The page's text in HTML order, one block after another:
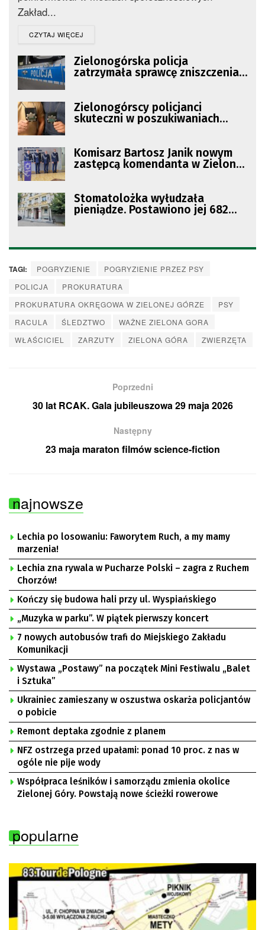
Zakład...
CZYTAJ WIĘCEJ
Zielonogórska policja
zatrzymała sprawcę zniszczenia
Zielonogórscy policjanci
skuteczni w poszukiwaniach
Komisarz Bartosz Janik nowym
zastępcą komendanta w Zielonej
Stomatolożka wyłudzała
pieniądze. Postawiono jej 682
TAGI: POGRYZIENIE
POGRYZIENIE PRZEZ PSY
POLICJA
PROKURATURA
PROKURATURA OKRĘGOWA W ZIELONEJ GÓRZE
PSY
RACULA
ŚLEDZTWO
WAŻNE ZIELONA GORA
WŁAŚCICIEL
ZARZUTY ZIELONA GÓRA ZWIERZĘTA
Poprzedni
30 lat RCAK. Gala jubileuszowa 29 maja 2026
Następny
23 maja maraton filmów science-fiction
najnowsze
Lechia po losowaniu: Faworytem Ruch, a my mamy
marzenia!
Lechia zna rywala w Pucharze Polski – zagra z Ruchem
Chorzów!
Kończy się budowa hali przy ul. Wyspiańskiego
„Muzyka w parku”. W piątek pierwszy koncert
7 nowych autobusów trafi do Miejskiego Zakładu
Komunikacji
Wystawa „Postawy” na początek Mini Festiwalu „Balet
i Sztuka”
Ukrainiec zamieszany w oszustwa oskarża policjantów
o pobicie
Remont deptaka zgodnie z planem
NFZ ostrzega przed upałami: ponad 10 proc. z nas w
ogóle nie pije wody
Współpraca leśników i samorządu zmienia okolice
Zielonej Góry. Powstają nowe ścieżki rowerowe
popularne